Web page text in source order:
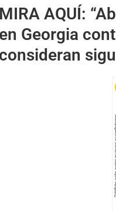
MIRA AQUÍ:
en Georgia
consideran